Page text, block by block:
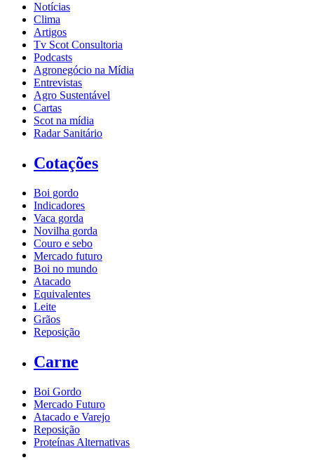
Notícias
Clima
Artigos
Tv Scot Consultoria
Podcasts
Agronegócio na Mídia
Entrevistas
Agro Sustentável
Cartas
Scot na mídia
Radar Sanitário
Cotações
Boi gordo
Indicadores
Vaca gorda
Novilha gorda
Couro e sebo
Mercado futuro
Boi no mundo
Atacado
Equivalentes
Leite
Grãos
Reposição
Carne
Boi Gordo
Mercado Futuro
Atacado e Varejo
Reposição
Proteínas Alternativas